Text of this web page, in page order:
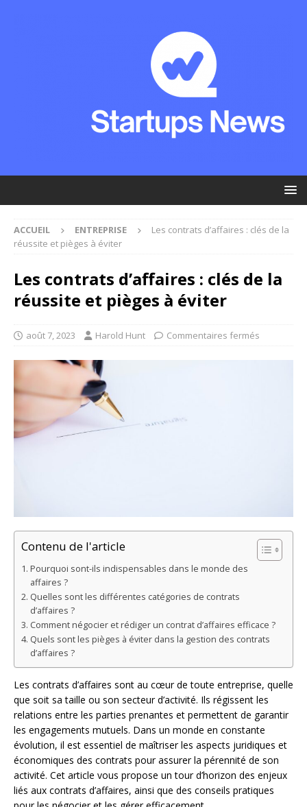
ACCUEIL ENTREPRISE
Les contrats d’affaires : clés de la
réussite et pièges à éviter
Les contrats d’affaires : clés de la
réussite et pièges à éviter
août 7, 2023 Harold Hunt Commentaires fermés
Contenu de l'article
Pourquoi sont-ils indispensables dans le monde des
affaires ?
Quelles sont les différentes catégories de contrats
d’affaires ?
Comment négocier et rédiger un contrat d’affaires efficace ?
Quels sont les pièges à éviter dans la gestion des contrats
d’affaires ?
Les contrats d’affaires sont au cœur de toute entreprise, quelle
que soit sa taille ou son secteur d’activité. Ils régissent les
relations entre les parties prenantes et permettent de garantir
les engagements mutuels. Dans un monde en constante
évolution, il est essentiel de maîtriser les aspects juridiques et
économiques des contrats pour assurer la pérennité de son
activité. Cet article vous propose un tour d’horizon des enjeux
liés aux contrats d’affaires, ainsi que des conseils pratiques